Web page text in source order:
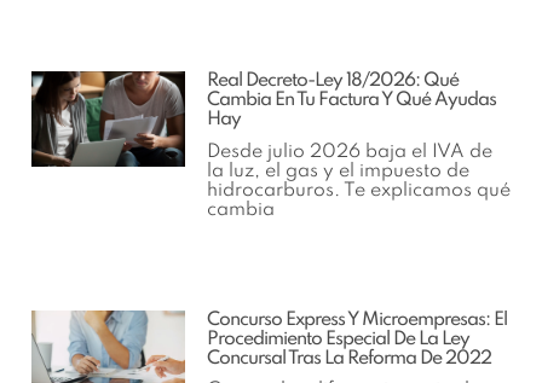
Real Decreto-Ley 18/2026: Qué
Cambia En Tu Factura Y Qué Ayudas
Hay
Desde julio 2026 baja el IVA de
la luz, el gas y el impuesto de
hidrocarburos. Te explicamos qué
cambia
Concurso Express Y Microempresas: El
Procedimiento Especial De La Ley
Concursal Tras La Reforma De 2022